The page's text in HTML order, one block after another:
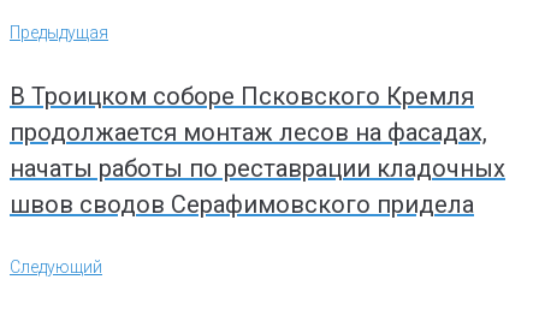
Навигация
по
Предыдущая
Предыдущая
В Троицком соборе Псковского Кремля
продолжается монтаж лесов на фасадах,
начаты работы по реставрации кладочных
швов сводов Серафимовского придела
Следующий
Следующий